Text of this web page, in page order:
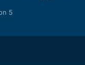
5